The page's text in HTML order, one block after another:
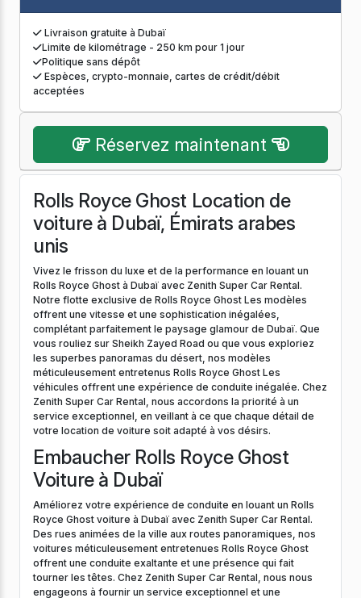
Livraison gratuite à Dubaï
Limite de kilométrage - 250 km pour 1 jour
Politique sans dépôt
Espèces, crypto-monnaie, cartes de crédit/débit
acceptées
Réservez maintenant
Rolls Royce Ghost Location de
voiture à Dubaï, Émirats arabes
unis
Vivez le frisson du luxe et de la performance en louant un
Rolls Royce Ghost à Dubaï avec Zenith Super Car Rental.
Notre flotte exclusive de Rolls Royce Ghost Les modèles
offrent une vitesse et une sophistication inégalées,
complétant parfaitement le paysage glamour de Dubaï. Que
vous rouliez sur Sheikh Zayed Road ou que vous exploriez
les superbes panoramas du désert, nos modèles
méticuleusement entretenus Rolls Royce Ghost Les
véhicules offrent une expérience de conduite inégalée. Chez
Zenith Super Car Rental, nous accordons la priorité à un
service exceptionnel, en veillant à ce que chaque détail de
votre location de voiture soit adapté à vos désirs.
Embaucher Rolls Royce Ghost
Voiture à Dubaï
Améliorez votre expérience de conduite en louant un Rolls
Royce Ghost voiture à Dubaï avec Zenith Super Car Rental.
Des rues animées de la ville aux routes panoramiques, nos
voitures méticuleusement entretenues Rolls Royce Ghost
offrent une conduite exaltante et une présence qui fait
tourner les têtes. Chez Zenith Super Car Rental, nous nous
engageons à fournir un service exceptionnel et une